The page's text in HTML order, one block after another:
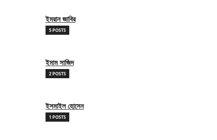
ইমরান জাবির
5 POSTS
ইমাম সাজিদ
2 POSTS
ইসমাইল হোসেন
1 POSTS